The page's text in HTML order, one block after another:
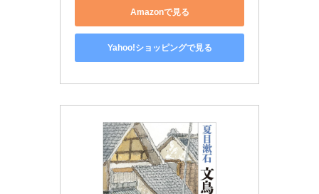
Amazonで見る
Yahoo!ショッピングで見る